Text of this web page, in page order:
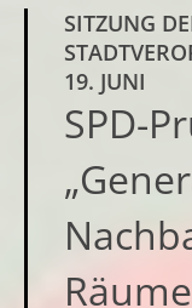
SITZUNG
19. JUNI
SPD-